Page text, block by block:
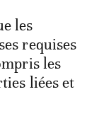
les
requises
les
liées et